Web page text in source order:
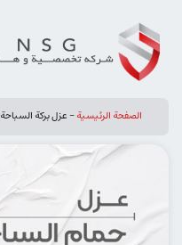
الصفحة الرئيسية-عزل بركة السباحة